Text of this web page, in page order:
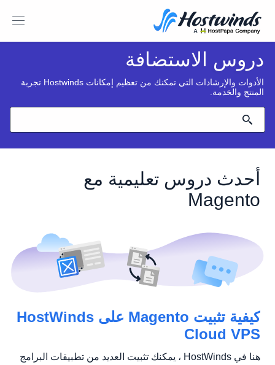
دروس الاستضافة
الأدوات والإرشادات التي تمكنك من تعظيم إمكانات Hostwinds تجربة
المنتج والخدمة.
أحدث دروس تعليمية مع
Magento
كيفية تثبيت Magento على HostWinds
Cloud VPS
هنا في HostWinds ، يمكنك تثبيت العديد من تطبيقات البرامج